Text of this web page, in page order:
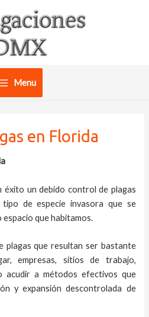
Menu
en Florida
éxito un debido control de plagas
de especie invasora que se
que habitamos.
plagas que resultan ser bastante
empresas, sitios de trabajo,
acudir a métodos efectivos que
y expansión descontrolada de